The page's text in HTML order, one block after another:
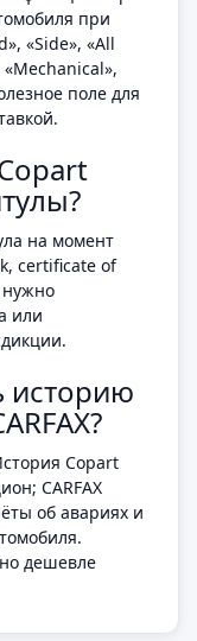
при
«Side», «All
поле для
на момент
certificate of
нужно
или
историю
Copart
CARFAX
об авариях и
дешевле